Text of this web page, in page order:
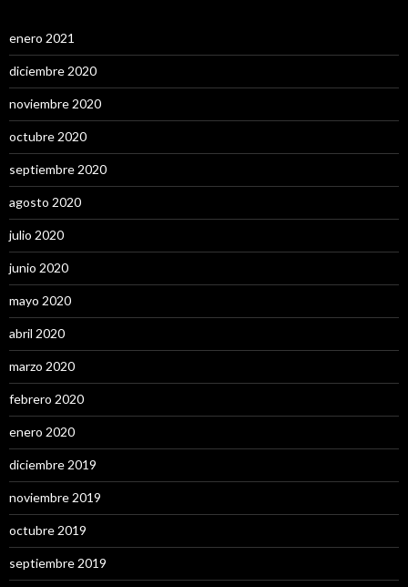
enero 2021
diciembre 2020
noviembre 2020
octubre 2020
septiembre 2020
agosto 2020
julio 2020
junio 2020
mayo 2020
abril 2020
marzo 2020
febrero 2020
enero 2020
diciembre 2019
noviembre 2019
octubre 2019
septiembre 2019